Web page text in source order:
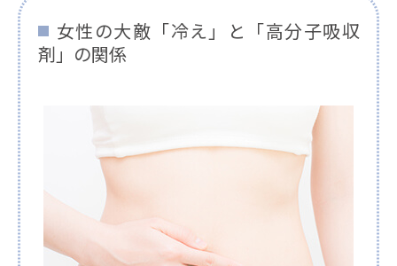
女性の大敵「冷え」と「高分子吸収
剤」の関係